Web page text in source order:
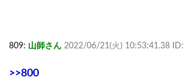
809: 山師さん 2022/06/21(火) 10:53:41.38
>>800